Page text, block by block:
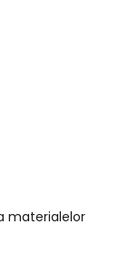
materialelor